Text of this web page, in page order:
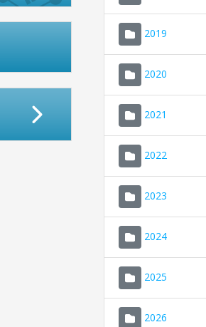
2019
2020
2021
2022
2023
2024
2025
2026